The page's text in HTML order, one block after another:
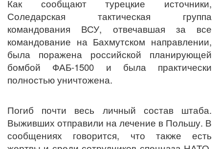
Как сообщают турецкие источники,
Соледарская тактическая группа
командования ВСУ, отвечавшая за все
командование на Бахмутском направлении,
была поражена российской планирующей
бомбой ФАБ-1500 и была практически
полностью уничтожена.
Погиб почти весь личный состав штаба.
Выживших отправили на лечение в Польшу. В
сообщениях говорится, что также есть